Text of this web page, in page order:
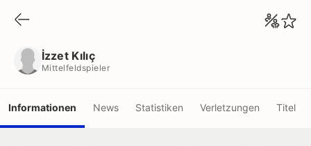
İzzet Kılıç
Mittelfeldspieler
Informationen News Statistiken Verletzungen Titel